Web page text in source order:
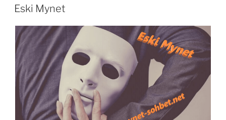
TARIHI
Eski Mynet